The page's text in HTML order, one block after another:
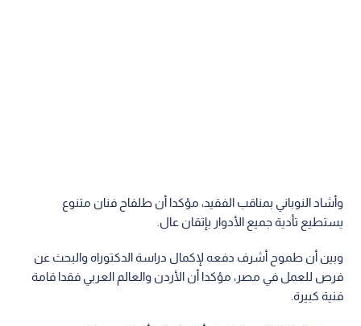
وأشاد النوباني بمناقب الفقيد، مؤكدا أن طلفاح فنان متنوع
يستطيع تأدية جميع الأدوار بإتقان عال.
وبين أن طموح أشرف دفعه لإكمال دراسة الدكتوراه والبحث عن
فرص للعمل في مصر، مؤكدا أن الأردن والعالم العربي فقدا قامة
فنية كبيرة.